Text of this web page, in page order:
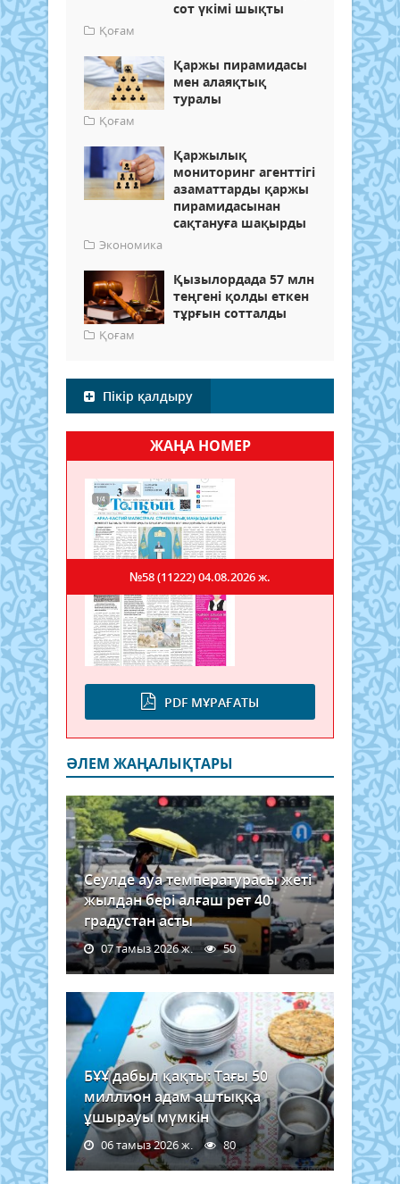
сот үкімі шықты
Қоғам
Қаржы пирамидасы
мен алаяқтық
туралы
Қоғам
Қаржылық
мониторинг агенттігі
азаматтарды қаржы
пирамидасынан
сақтануға шақырды
Экономика
Қызылордада 57 млн
теңгені қолды еткен
тұрғын сотталды
Қоғам
Пікір қалдыру
ЖАҢА НОМЕР
PDF МҰРАҒАТЫ
№58 (11222)04.08.2026 ж.
ӘЛЕМ ЖАҢАЛЫҚТАРЫ
Сеулде ауа температурасы жеті
жылдан бері алғаш рет 40
градустан асты
07 тамыз 2026 ж. 50
БҰҰ дабыл қақты: Тағы 50
миллион адам аштыққа
ұшырауы мүмкін
06 тамыз 2026 ж. 80